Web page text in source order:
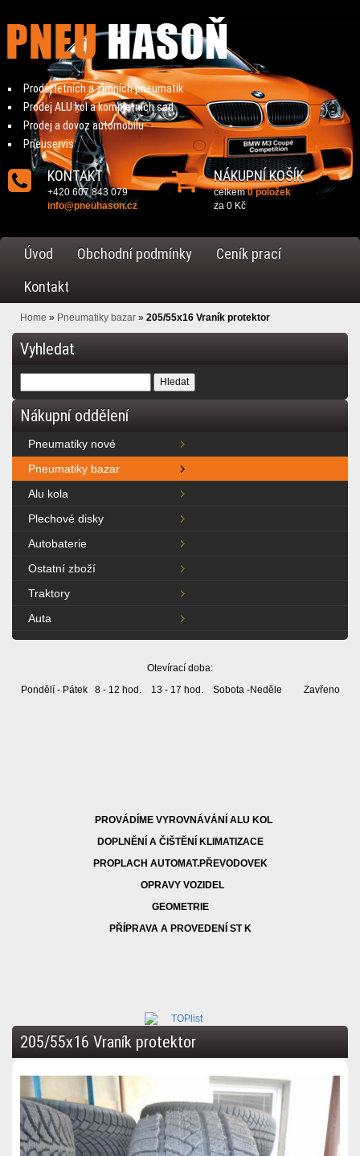
Prodej letních a zimních pneumatik
Prodej ALU kol a kompletních sad
Prodej a dovoz automobilu
Pneuservis
KONTAKT
+420 607 843 079
info@pneuhason.cz
NÁKUPNÍ KOŠÍK
celkem0 položek
za 0 Kč
Úvod Obchodní podmínky
Ceník prací
Kontakt
Home » Pneumatiky bazar » 205/55x16 Vraník protektor
Vyhledat
Nákupní oddělení
Pneumatiky nové
Pneumatiky bazar
Alu kola
Plechové disky
Autobaterie
Ostatní zboží
Traktory
Auta
Otevírací doba:
Pondělí - Pátek 8 - 12 hod. 13 - 17 hod. Sobota -Neděle Zavřeno
PROVÁDÍME VYROVNÁVÁNÍ ALU KOL
DOPLNĚNÍ A ČIŠTĚNÍ KLIMATIZACE
PROPLACH AUTOMAT.PŘEVODOVEK
OPRAVY VOZIDEL
GEOMETRIE
PŘÍPRAVA A PROVEDENÍ ST K
205/55x16 Vraník protektor